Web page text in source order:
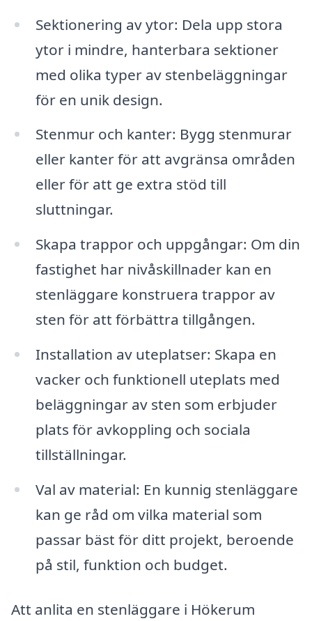
Sektionering av ytor: Dela upp stora
ytor i mindre, hanterbara sektioner
med olika typer av stenbeläggningar
för en unik design.
Stenmur och kanter: Bygg stenmurar
eller kanter för att avgränsa områden
eller för att ge extra stöd till
sluttningar.
Skapa trappor och uppgångar: Om din
fastighet har nivåskillnader kan en
stenläggare konstruera trappor av
sten för att förbättra tillgången.
Installation av uteplatser: Skapa en
vacker och funktionell uteplats med
beläggningar av sten som erbjuder
plats för avkoppling och sociala
tillställningar.
Val av material: En kunnig stenläggare
kan ge råd om vilka material som
passar bäst för ditt projekt, beroende
på stil, funktion och budget.
Att anlita en stenläggare i Hökerum